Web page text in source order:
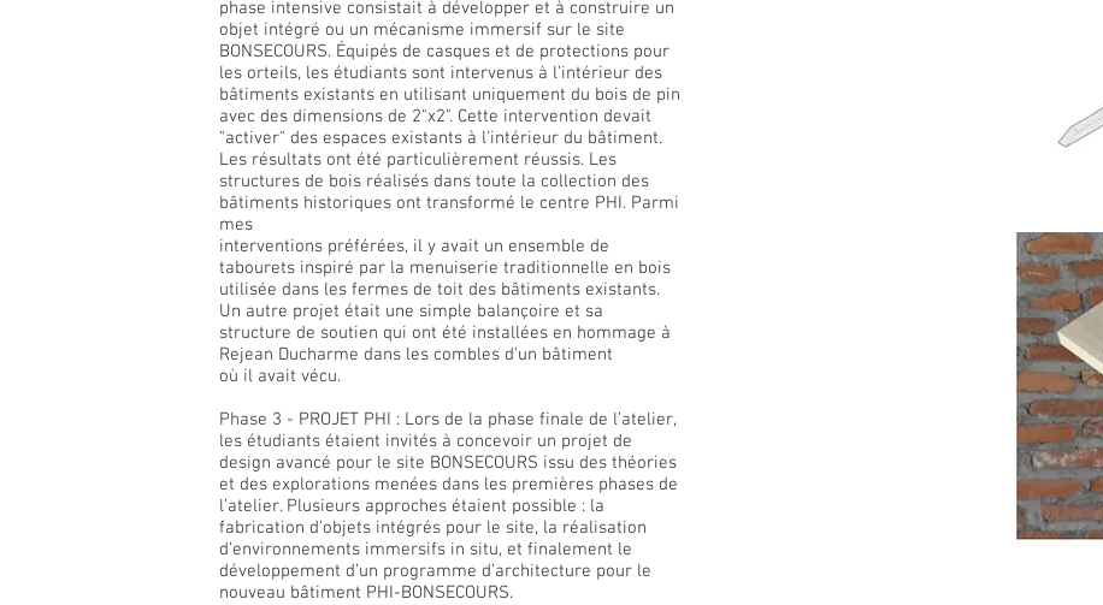
phase intensive consistait à développer et à construire un
objet intégré ou un mécanisme immersif sur le site
BONSECOURS. Équipés de casques et de protections pour
les orteils, les étudiants sont intervenus à l’intérieur des
bâtiments existants en utilisant uniquement du bois de pin
avec des dimensions de 2"x2". Cette intervention devait
"activer" des espaces existants à l'intérieur du bâtiment.
Les résultats ont été particulièrement réussis. Les
structures de bois réalisés dans toute la collection des
bâtiments historiques ont transformé le centre PHI. Parmi
mes
interventions préférées, il y avait un ensemble de
tabourets inspiré par la menuiserie traditionnelle en bois
utilisée dans les fermes de toit des bâtiments existants.
Un autre projet était une simple balançoire et sa
structure de soutien qui ont été installées en hommage à
Rejean Ducharme dans les combles d'un bâtiment
où il avait vécu.
Phase 3 - PROJET PHI : Lors de la phase finale de l’atelier,
les étudiants étaient invités à concevoir un projet de
design avancé pour le site BONSECOURS issu des théories
et des explorations menées dans les premières phases de
l’atelier. Plusieurs approches étaient possible : la
fabrication d’objets intégrés pour le site, la réalisation
d’environnements immersifs in situ, et finalement le
développement d’un programme d’architecture pour le
nouveau bâtiment PHI-BONSECOURS.